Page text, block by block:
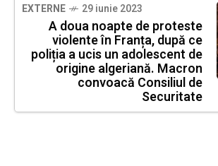
EXTERNE 29 iunie 2023
A doua noapte de proteste
violente în Franța, după ce
poliția a ucis un adolescent de
origine algeriană. Macron
convoacă Consiliul de
Securitate